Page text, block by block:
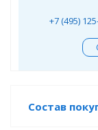
+7 (495)
Состав